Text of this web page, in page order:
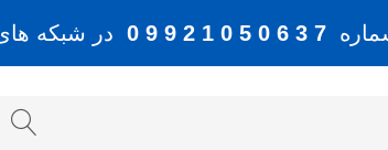
7 3 6 0 5 0 1 2 9 9 0 در شبکه های